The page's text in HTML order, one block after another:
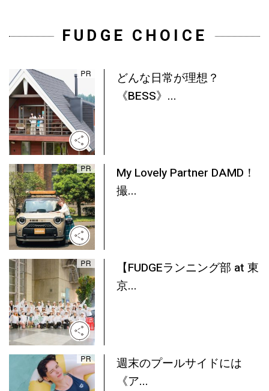
FUDGE CHOICE
どんな日常が理想？
《BESS》...
My Lovely Partner DAMD！
撮...
【FUDGEランニング部 at 東
京...
週末のプールサイドには
《ア...